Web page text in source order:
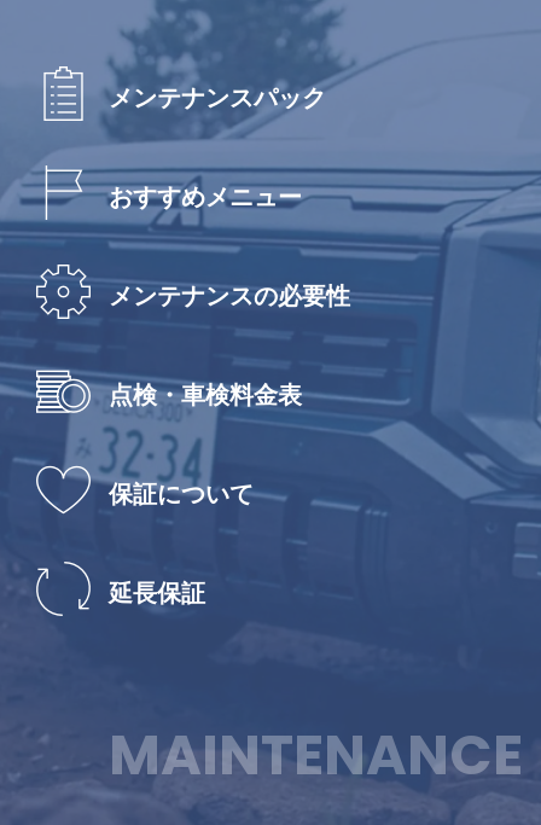
メンテナンスパック
おすすめメニュー
メンテナンスの必要性
点検・車検料金表
保証について
延長保証
MAINTENANCE